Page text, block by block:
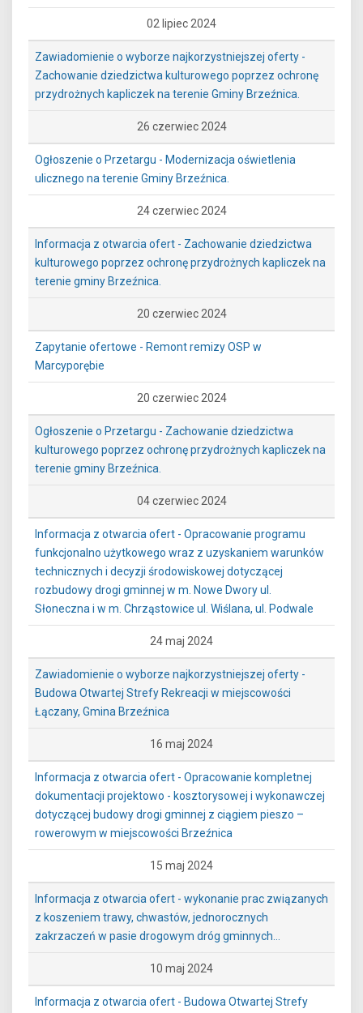
02 lipiec 2024
Zawiadomienie o wyborze najkorzystniejszej oferty -
Zachowanie dziedzictwa kulturowego poprzez ochronę
przydrożnych kapliczek na terenie Gminy Brzeźnica.
26 czerwiec 2024
Ogłoszenie o Przetargu - Modernizacja oświetlenia
ulicznego na terenie Gminy Brzeźnica.
24 czerwiec 2024
Informacja z otwarcia ofert - Zachowanie dziedzictwa
kulturowego poprzez ochronę przydrożnych kapliczek na
terenie gminy Brzeźnica.
20 czerwiec 2024
Zapytanie ofertowe - Remont remizy OSP w
Marcyporębie
20 czerwiec 2024
Ogłoszenie o Przetargu - Zachowanie dziedzictwa
kulturowego poprzez ochronę przydrożnych kapliczek na
terenie gminy Brzeźnica.
04 czerwiec 2024
Informacja z otwarcia ofert - Opracowanie programu
funkcjonalno użytkowego wraz z uzyskaniem warunków
technicznych i decyzji środowiskowej dotyczącej
rozbudowy drogi gminnej w m. Nowe Dwory ul.
Słoneczna i w m. Chrząstowice ul. Wiślana, ul. Podwale
24 maj 2024
Zawiadomienie o wyborze najkorzystniejszej oferty -
Budowa Otwartej Strefy Rekreacji w miejscowości
Łączany, Gmina Brzeźnica
16 maj 2024
Informacja z otwarcia ofert - Opracowanie kompletnej
dokumentacji projektowo - kosztorysowej i wykonawczej
dotyczącej budowy drogi gminnej z ciągiem pieszo –
rowerowym w miejscowości Brzeźnica
15 maj 2024
Informacja z otwarcia ofert - wykonanie prac związanych
z koszeniem trawy, chwastów, jednorocznych
zakrzaczeń w pasie drogowym dróg gminnych...
10 maj 2024
Informacja z otwarcia ofert - Budowa Otwartej Strefy